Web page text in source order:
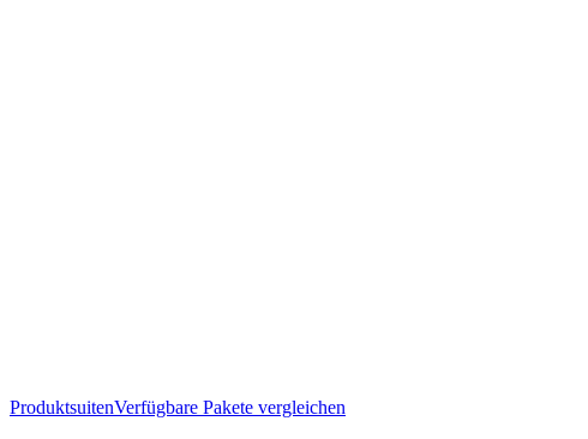
ProduktsuitenVerfügbare Pakete vergleichen